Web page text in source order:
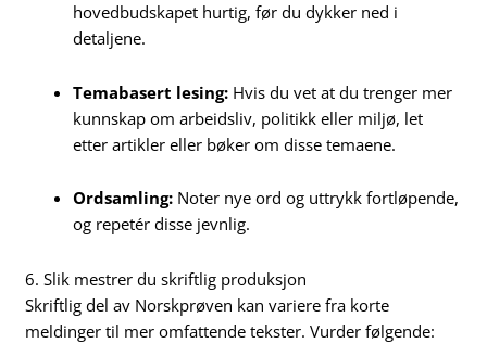
hovedbudskapet hurtig, før du dykker ned i
detaljene.
Temabasert lesing: Hvis du vet at du trenger mer
kunnskap om arbeidsliv, politikk eller miljø, let
etter artikler eller bøker om disse temaene.
Ordsamling: Noter nye ord og uttrykk fortløpende,
og repetér disse jevnlig.
6. Slik mestrer du skriftlig produksjon
Skriftlig del av Norskprøven kan variere fra korte
meldinger til mer omfattende tekster. Vurder følgende: